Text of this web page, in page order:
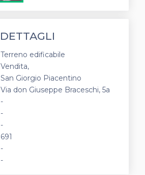
DETTAGLI
Terreno edificabile
Vendita
San Giorgio Piacentino
Via don Giuseppe Braceschi, 5a
-
-
-
691
-
-